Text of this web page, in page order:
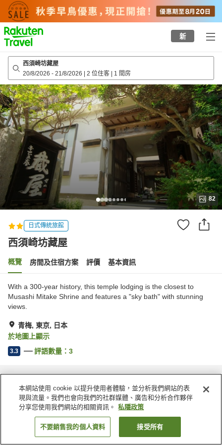
to
top
page
新
西須崎坊藏屋
20/8/2026 - 21/8/2026 | 2 位住客 | 1 間房
82
日式傳統旅館
西須崎坊藏屋
概覽 房間及住宿方案 評價 基本資訊
With a 300-year history, this temple lodging is the closest to
Musashi Mitake Shrine and features a "sky bath" with stunning
views.
青梅, 東京, 日本
於地圖上顯示
3.3 評語數量： 3
找客房
本網站使用 cookie 以提升使用者體驗，並分析我們網站的表
現與流量。我們也會向我們的社群媒體、廣告和分析合作夥伴
分享您使用我們網站的相關資訊。
私隱政策
不要銷售我的個人資料 接受所有